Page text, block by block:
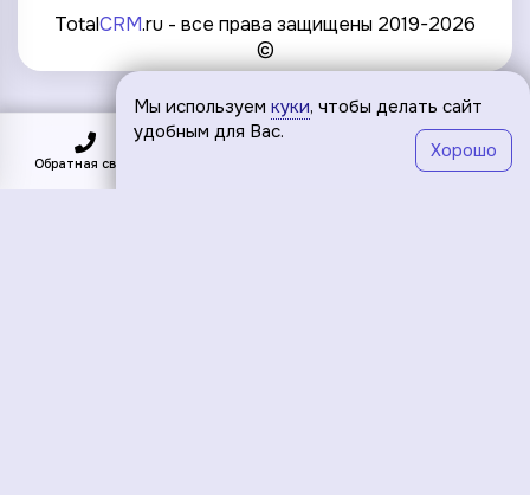
Обратная связь Меню
TotalCRM.ru - все права защищены 2019-2026
©
Мы используем куки, чтобы делать сайт
удобным для Вас.
Хорошо